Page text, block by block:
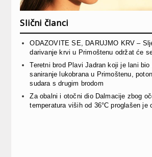
Slični članci
ODAZOVITE SE, DARUJMO KRV –
darivanje krvi u Primoštenu održat će se
Teretni brod Plavi Jadran koji je lani bio
saniranje lukobrana u Primoštenu,
sudara s drugim brodom
Za obalni i otočni dio Dalmacije zbog
temperatura viših od 36°C proglašen je